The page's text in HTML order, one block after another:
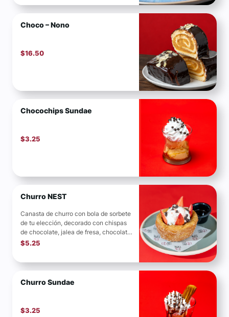
Choco – Nono
$16.50
Chocochips Sundae
$3.25
Churro NEST
Canasta de churro con bola de sorbete
de tu elección, decorado con chispas
de chocolate, jalea de fresa, chocolate
y...
$5.25
Churro Sundae
$3.25